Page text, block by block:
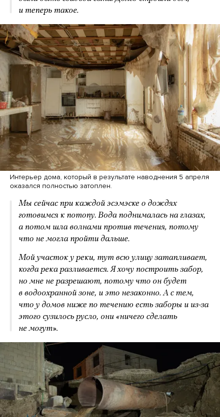
и теперь такое.
Интерьер дома, который в результате наводнения 5 апреля
оказался полностью затоплен.
Мы сейчас при каждой эсэмэске о дождях
готовимся к потопу. Вода поднималась на глазах,
а потом шла волнами против течения, потому
что не могла пройти дальше.
Мой участок у реки, тут всю улицу затапливает,
когда река разливается. Я хочу построить забор,
но мне не разрешают, потому что он будет
в водоохранной зоне, и это незаконно. А с тем,
что у домов ниже по течению есть заборы и из-за
этого сузилось русло, они «ничего сделать
не могут».